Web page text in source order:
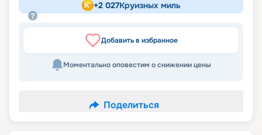
+2 027Круизных миль
Добавить в избранное
Моментально оповестим о снижении цены
Поделиться